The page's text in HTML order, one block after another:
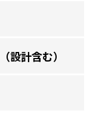
設計含む）